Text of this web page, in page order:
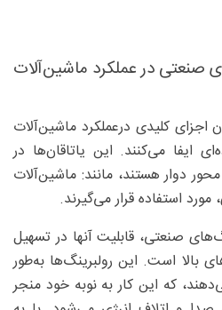
صنعتی در عملکرد ماشین‌آلات
اجزای کلیدی درعملکرد ماشین‌آلات
ایفا می‌کنند. این یاتاقان‌ها در
دوار هستند، مانند: ماشین‌آلات
استفاده قرار می‌گیرند.
صنعتی، قابلیت آنها در تسهیل
است. این رولبرینگ‌ها به‌طور
که این کار به نوبه خود منجر